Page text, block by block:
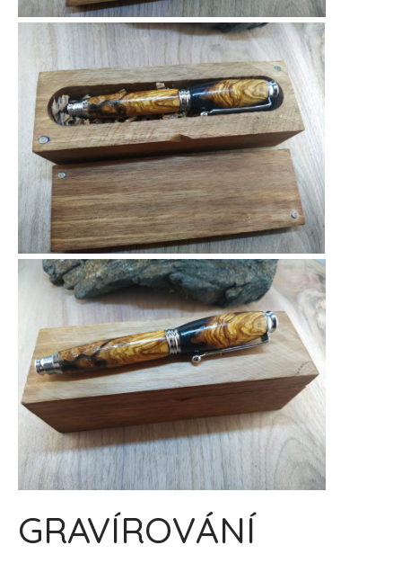
GRAVÍROVÁNÍ